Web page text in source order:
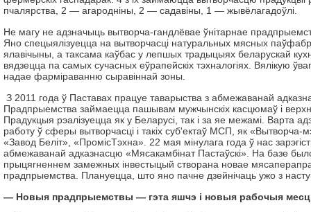
пчалярства, 2 — агародніны, 2 — садавіны, 1 — жывёлагадоўлі.
Не магу не адзначыць вытворча-гандлёвае ўнітарнае
Яно спецыялізуецца на вытворчасці натуральных мясных
ялавічыны, а таксама каўбас у лепшых традыцыях беларускай
вядзецца па самых сучасных еўрапейскіх тэхналогіях. Вялікую
надае фарміраванню сыравіннай зоны.
З 2011 года ў Паставах працуе таварыства з абмежаванай
Прадпрыемства займаецца пашывам мужчынскіх касцюмаў і
Прадукцыя рэалізуецца як у Беларусі, так і за яе межамі. Варта
работу ў сферы вытворчасці і такіх суб'ектаў МСП, як «Вытворча-
«Завод Беліт», «ПромісТэхна». 22 мая мінулага года ў нас
абмежаванай адказнасцю «Мясакамбінат Пастаўскі». На базе
прыцягненнем замежных інвестыцый створана новае
прадпрыемства. Плануецца, што яно пачне дзейнічаць ужо з
— Новыя прадпрыемствы — гэта яшчэ і новыя рабочыя